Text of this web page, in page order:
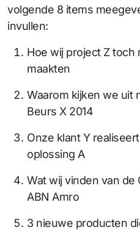
volgende 8 items
invullen:
Hoe wij project Z toch
maakten
Waarom kijken we uit
Beurs X 2014
Onze klant Y
oplossing A
Wat wij vinden van
ABN Amro
3 nieuwe producten